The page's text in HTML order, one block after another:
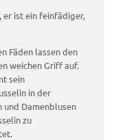
ist ein feinfädiger,
Fäden lassen den
weichen Griff auf.
sein
in der
und Damenblusen
zu